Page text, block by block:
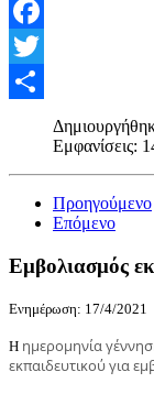
Facebook
Twitter
Εμφανίσεις:
Προηγούμενο
Επόμενο
Εμβολιασμός
Ενημέρωση: 17/4/2021
Η ημερομηνία
εκπαιδευτικού για